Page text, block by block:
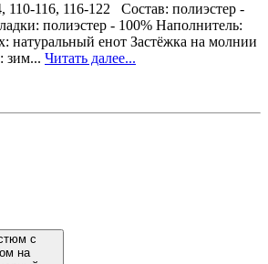
110-116, 116-122 Состав: полиэстер -
полиэстер - 100% Наполнитель:
натуральный енот Застёжка на молнии
зим... Читать далее...
с
на